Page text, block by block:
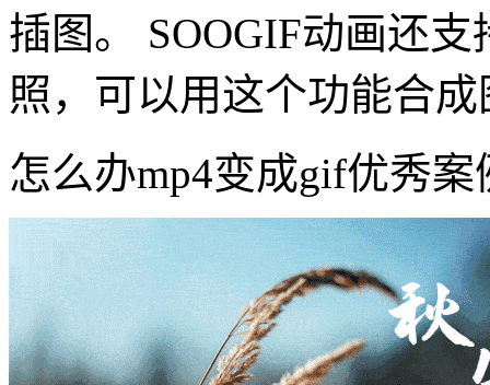
插图。 SOOGIF动画还
照，可以用这个功能合
怎么办mp4变成gif优秀案